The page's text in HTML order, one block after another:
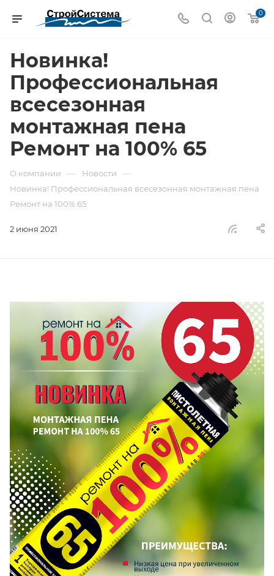
0
Новинка!
Профессиональная
всесезонная
монтажная пена
Ремонт на 100% 65
О компании — Новости —
Новинка! Профессиональная всесезонная монтажная пена
Ремонт на 100% 65
2 июня 2021